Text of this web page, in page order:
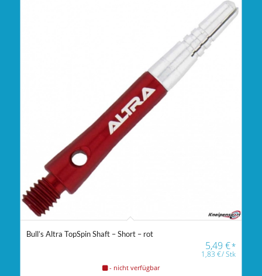
Bull’s Altra TopSpin Shaft – Short – rot
5,49€*
1,83€/Stk
- nicht verfügbar